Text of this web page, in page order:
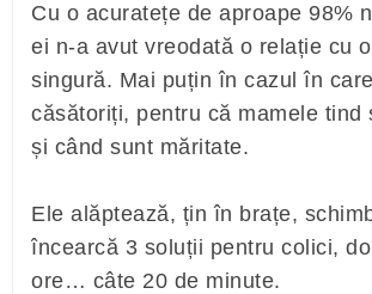
Cu o acuratețe de aproape 98%
ei n-a avut vreodată o relație cu
singură. Mai puțin în cazul în
căsătoriți, pentru că mamele tind
și când sunt măritate.
Ele alăptează, țin în brațe,
încearcă 3 soluții pentru colici,
ore… câte 20 de minute.